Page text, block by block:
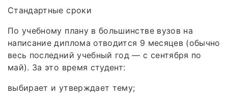
Стандартные сроки
По учебному плану в большинстве вузов на
написание диплома отводится 9 месяцев (обычно
весь последний учебный год — с сентября по
май). За это время студент:
выбирает и утверждает тему;